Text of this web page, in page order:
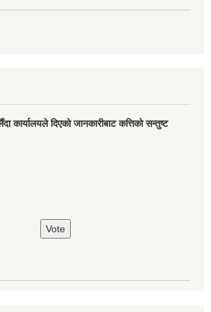
कार्यालयले दिएको जानकारीबाट कत्तिको सन्तुष्ट